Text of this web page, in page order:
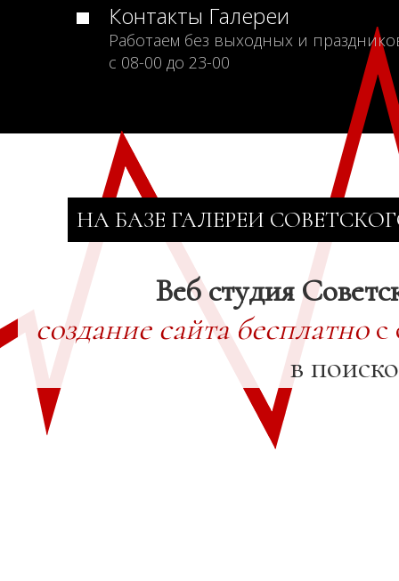
Контакты Галереи
Работаем без выходных и
с 08-00 до 23-00
НА БАЗЕ ГАЛЕРЕИ
Веб студия
создание сайта бесплатнос
в